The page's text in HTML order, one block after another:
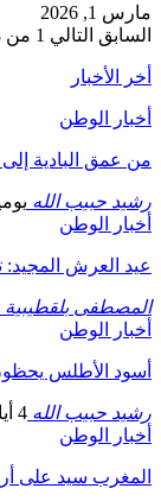
مارس 1, 2026
السابق التالي 1 من 8
أخر الأخبار
أخبار الوطن
من عمق البادية
رشيد حبيب الله
أخبار الوطن
عيد العرش المجيد:
المصطفى بلقطيبية
أخبار الوطن
أسود الأطلس
رشيد حبيب الله 4 أيام منذ
أخبار الوطن
المغرب سيد على